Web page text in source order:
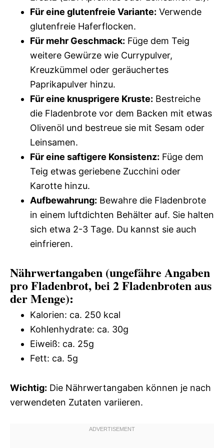
Für eine glutenfreie Variante: Verwende
glutenfreie Haferflocken.
Für mehr Geschmack: Füge dem Teig
weitere Gewürze wie Currypulver,
Kreuzkümmel oder geräuchertes
Paprikapulver hinzu.
Für eine knusprigere Kruste: Bestreiche
die Fladenbrote vor dem Backen mit etwas
Olivenöl und bestreue sie mit Sesam oder
Leinsamen.
Für eine saftigere Konsistenz: Füge dem
Teig etwas geriebene Zucchini oder
Karotte hinzu.
Aufbewahrung: Bewahre die Fladenbrote
in einem luftdichten Behälter auf. Sie halten
sich etwa 2-3 Tage. Du kannst sie auch
einfrieren.
Nährwertangaben (ungefähre Angaben
pro Fladenbrot, bei 2 Fladenbroten aus
der Menge):
Kalorien: ca. 250 kcal
Kohlenhydrate: ca. 30g
Eiweiß: ca. 25g
Fett: ca. 5g
Wichtig: Die Nährwertangaben können je nach
verwendeten Zutaten variieren.